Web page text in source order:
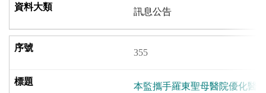
訊息公告
355
本監攜手羅東聖母醫院優化醫